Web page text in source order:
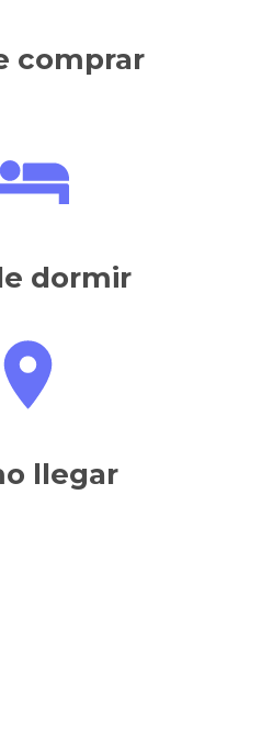
comprar
dormir
llegar